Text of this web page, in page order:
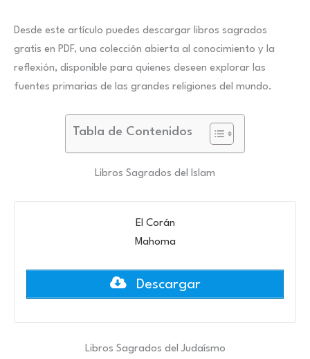
Desde este artículo puedes descargar libros sagrados
gratis en PDF, una colección abierta al conocimiento y la
reflexión, disponible para quienes deseen explorar las
fuentes primarias de las grandes religiones del mundo.
Tabla de Contenidos
Libros Sagrados del Islam
El Corán
Mahoma
Descargar
Libros Sagrados del Judaísmo